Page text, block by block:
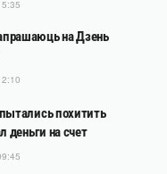
на Дзень
похитить
деньги на счет